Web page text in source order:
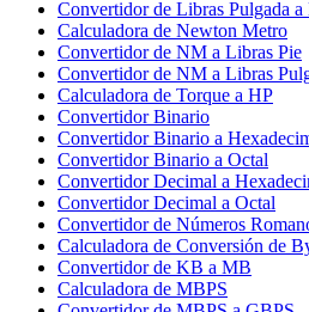
Convertidor de Libras Pulgada a
Calculadora de Newton Metro
Convertidor de NM a Libras Pie
Convertidor de NM a Libras
Calculadora de Torque a HP
Convertidor Binario
Convertidor Binario a
Convertidor Binario a Octal
Convertidor Decimal a
Convertidor Decimal a Octal
Convertidor de Números
Calculadora de Conversión de
Convertidor de KB a MB
Calculadora de MBPS